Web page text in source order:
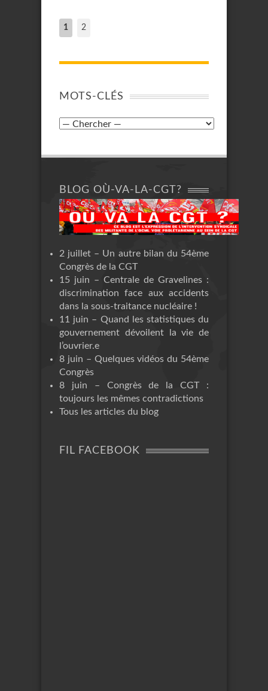
1 2
MOTS-CLÉS
BLOG OÙ-VA-LA-CGT?
2 juillet – Un autre bilan du 54ème
Congrès de la CGT
15 juin – Centrale de Gravelines :
discrimination face aux accidents
dans la sous-traitance nucléaire !
11 juin – Quand les statistiques du
gouvernement dévoilent la vie de
l’ouvrier.e
8 juin – Quelques vidéos du 54ème
Congrès
8 juin – Congrès de la CGT :
toujours les mêmes contradictions
Tous les articles du blog
FIL FACEBOOK